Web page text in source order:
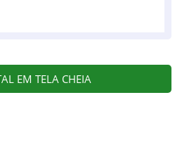
EM TELA CHEIA